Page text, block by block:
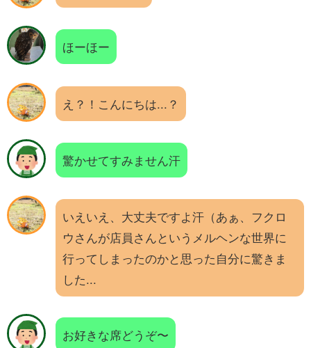
ほーほー
え？！こんにちは...？
驚かせてすみません汗
いえいえ、大丈夫ですよ汗（あぁ、フクロ
ウさんが店員さんというメルヘンな世界に
行ってしまったのかと思った自分に驚きま
した...
お好きな席どうぞ〜